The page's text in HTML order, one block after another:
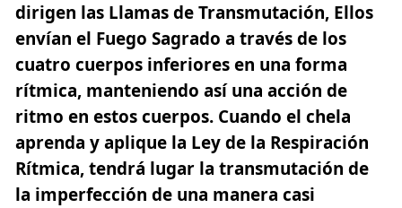
dirigen las Llamas de Transmutación, Ellos
envían el Fuego Sagrado a través de los
cuatro cuerpos inferiores en una forma
rítmica, manteniendo así una acción de
ritmo en estos cuerpos. Cuando el chela
aprenda y aplique la Ley de la Respiración
Rítmica, tendrá lugar la transmutación de
la imperfección de una manera casi